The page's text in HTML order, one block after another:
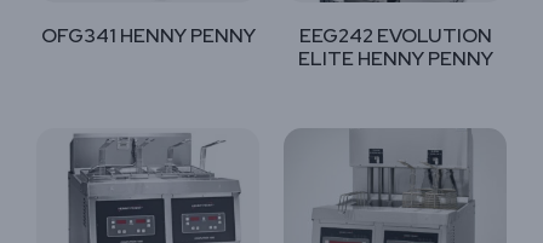
OFG341 HENNY PENNY
EEG242 EVOLUTION
ELITE HENNY PENNY